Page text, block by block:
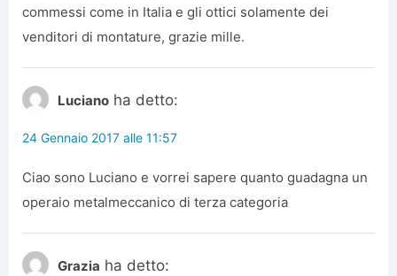
commessi come in Italia e gli ottici solamente dei
venditori di montature, grazie mille.
Luciano ha detto:
24 Gennaio 2017 alle 11:57
Ciao sono Luciano e vorrei sapere quanto guadagna un
operaio metalmeccanico di terza categoria
Grazia ha detto: